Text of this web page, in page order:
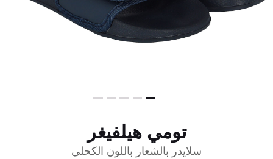
تومي هيلفيغر
سلايدر بالشعار باللون الكحلي